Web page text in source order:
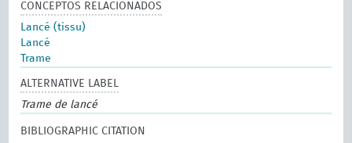
CONCEPTOS RELACIONADOS
Lancé (tissu)
Lancé
Trame
ALTERNATIVE LABEL
Trame de lancé
BIBLIOGRAPHIC CITATION